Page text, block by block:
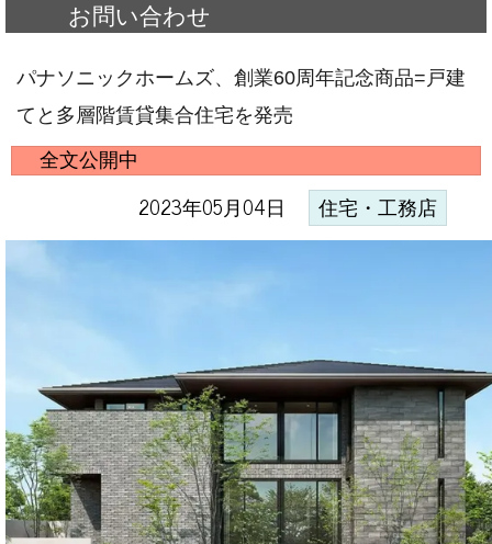
お問い合わせ
パナソニックホームズ、創業60周年記念商品=戸建
てと多層階賃貸集合住宅を発売
全文公開中
2023年05月04日 住宅・工務店